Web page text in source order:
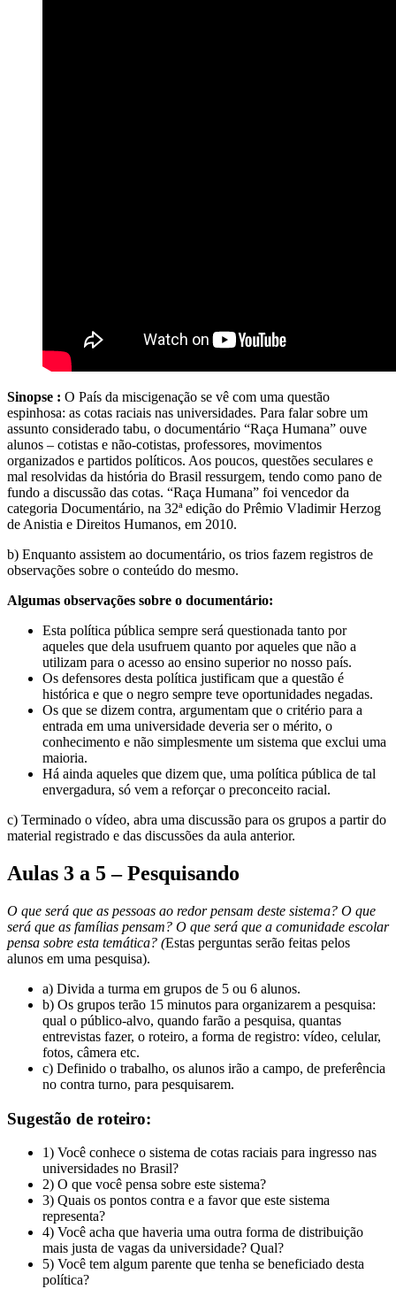
Sinopse : O País da miscigenação se vê com uma questão
espinhosa: as cotas raciais nas universidades. Para falar sobre um
assunto considerado tabu, o documentário “Raça Humana” ouve
alunos – cotistas e não-cotistas, professores, movimentos
organizados e partidos políticos. Aos poucos, questões seculares e
mal resolvidas da história do Brasil ressurgem, tendo como pano de
fundo a discussão das cotas. “Raça Humana” foi vencedor da
categoria Documentário, na 32ª edição do Prêmio Vladimir Herzog
de Anistia e Direitos Humanos, em 2010.
b) Enquanto assistem ao documentário, os trios fazem registros de
observações sobre o conteúdo do mesmo.
Algumas observações sobre o documentário:
Esta política pública sempre será questionada tanto por
aqueles que dela usufruem quanto por aqueles que não a
utilizam para o acesso ao ensino superior no nosso país.
Os defensores desta política justificam que a questão é
histórica e que o negro sempre teve oportunidades negadas.
Os que se dizem contra, argumentam que o critério para a
entrada em uma universidade deveria ser o mérito, o
conhecimento e não simplesmente um sistema que exclui uma
maioria.
Há ainda aqueles que dizem que, uma política pública de tal
envergadura, só vem a reforçar o preconceito racial.
c) Terminado o vídeo, abra uma discussão para os grupos a partir do
material registrado e das discussões da aula anterior.
Aulas 3 a 5 – Pesquisando
O que será que as pessoas ao redor pensam deste sistema? O que
será que as famílias pensam? O que será que a comunidade escolar
pensa sobre esta temática? (Estas perguntas serão feitas pelos
alunos em uma pesquisa).
a) Divida a turma em grupos de 5 ou 6 alunos.
b) Os grupos terão 15 minutos para organizarem a pesquisa:
qual o público-alvo, quando farão a pesquisa, quantas
entrevistas fazer, o roteiro, a forma de registro: vídeo, celular,
fotos, câmera etc.
c) Definido o trabalho, os alunos irão a campo, de preferência
no contra turno, para pesquisarem.
Sugestão de roteiro:
1) Você conhece o sistema de cotas raciais para ingresso nas
universidades no Brasil?
2) O que você pensa sobre este sistema?
3) Quais os pontos contra e a favor que este sistema
representa?
4) Você acha que haveria uma outra forma de distribuição
mais justa de vagas da universidade? Qual?
5) Você tem algum parente que tenha se beneficiado desta
política?